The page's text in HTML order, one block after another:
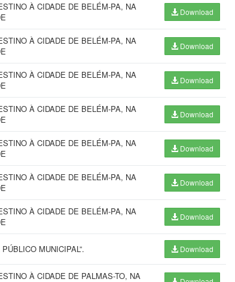
À CIDADE DE BELÉM-PA, NA
Download
À CIDADE DE BELÉM-PA, NA
Download
À CIDADE DE BELÉM-PA, NA
Download
À CIDADE DE BELÉM-PA, NA
Download
À CIDADE DE BELÉM-PA, NA
Download
À CIDADE DE BELÉM-PA, NA
Download
À CIDADE DE BELÉM-PA, NA
Download
MUNICIPAL”. Download
À CIDADE DE PALMAS-TO, NA